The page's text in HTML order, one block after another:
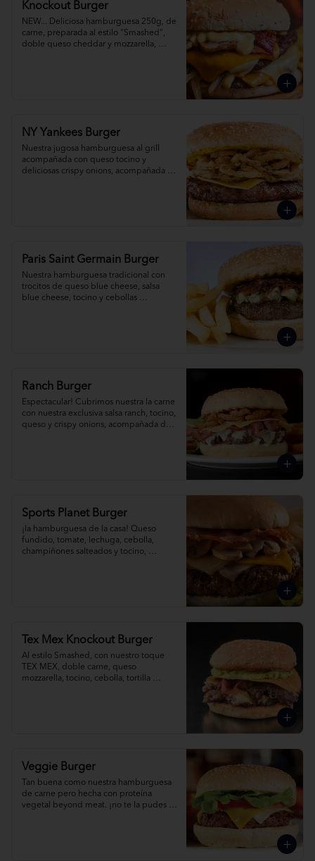
Knockout Burger
NEW... Deliciosa hamburguesa 250g, de
carne, preparada al estilo "Smashed",
doble queso cheddar y mozzarella,
NY Yankees Burger
Nuestra jugosa hamburguesa al grill
acompañada con queso tocino y
deliciosas crispy onions, acompañada de
Paris Saint Germain Burger
Nuestra hamburguesa tradicional con
trocitos de queso blue cheese, salsa
blue cheese, tocino y cebollas
Ranch Burger
Espectacular! Cubrimos nuestra la carne
con nuestra exclusiva salsa ranch, tocino,
queso y crispy onions, acompañada de
Sports Planet Burger
¡la hamburguesa de la casa! Queso
fundido, tomate, lechuga, cebolla,
champiñones salteados y tocino,
Tex Mex Knockout Burger
Al estilo Smashed, con nuestro toque
TEX MEX, doble carne, queso
mozzarella, tocino, cebolla, tortilla
Veggie Burger
Tan buena como nuestra hamburguesa
de carne pero hecha con proteína
vegetal beyond meat. ¡no te la pudes